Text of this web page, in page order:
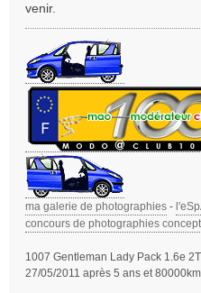
e
venir.
ma galerie de photographies -
concours de photographies
1007 Gentleman Lady Pack 1.6e
27/05/2011 après 5 ans et 80000km